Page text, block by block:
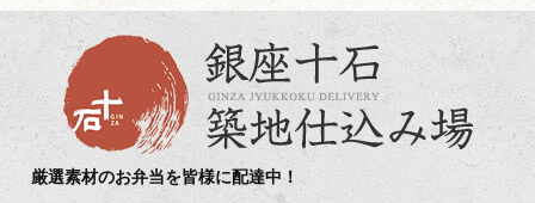
厳選素材のお弁当を皆様に配達中！